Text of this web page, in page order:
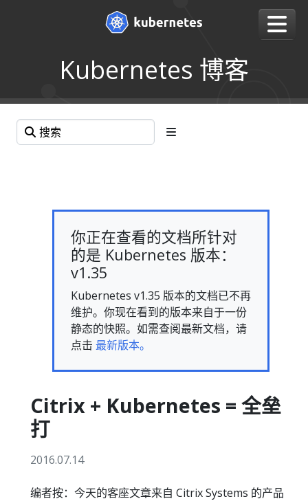
Kubernetes 博客
你正在查看的文档所针对
的是 Kubernetes 版本：
v1.35
Kubernetes v1.35 版本的文档已不再
维护。你现在看到的版本来自于一份
静态的快照。如需查阅最新文档，请
点击 最新版本。
Citrix + Kubernetes = 全垒
打
2016.07.14
编者按：今天的客座文章来自 Citrix Systems 的产品